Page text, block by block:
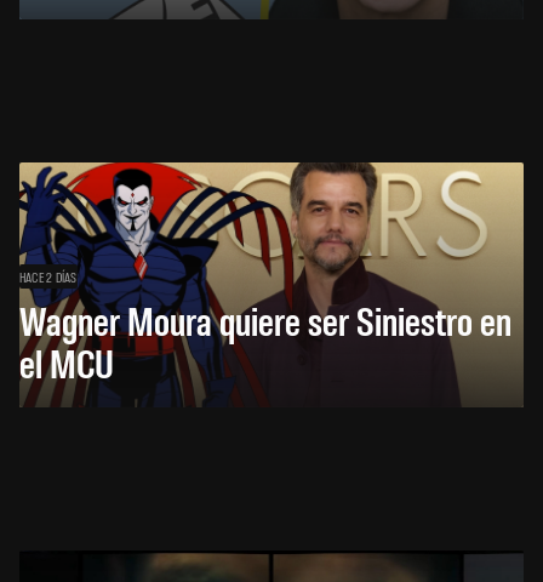
HACE 2 DÍAS
Wagner Moura quiere ser Siniestro en
el MCU